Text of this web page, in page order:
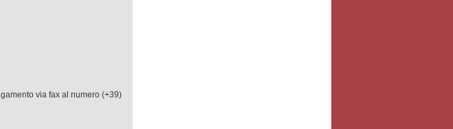
via fax al numero (+39)